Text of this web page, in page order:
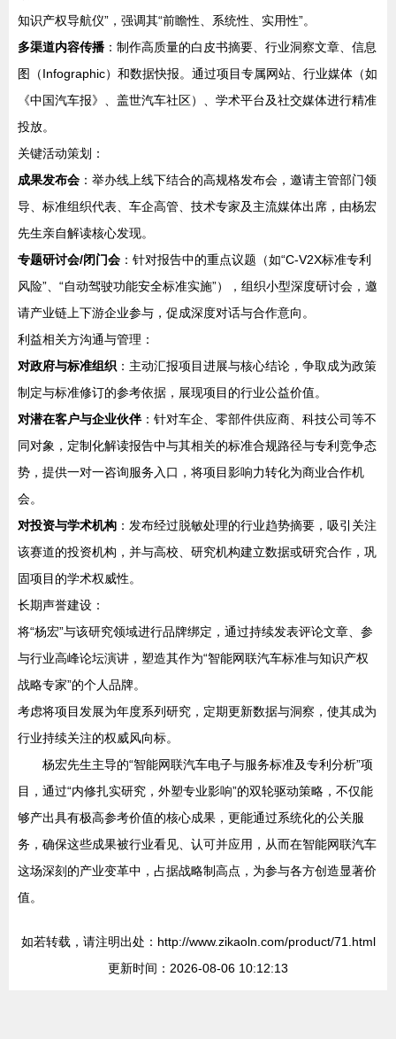
知识产权导航仪”，强调其“前瞻性、系统性、实用性”。
多渠道内容传播 ：制作高质量的白皮书摘要、行业洞察文章、信息
图（Infographic）和数据快报。通过项目专属网站、行业媒体（如
《中国汽车报》、盖世汽车社区）、学术平台及社交媒体进行精准
投放。
关键活动策划：
成果发布会 ：举办线上线下结合的高规格发布会，邀请主管部门领
导、标准组织代表、车企高管、技术专家及主流媒体出席，由杨宏
先生亲自解读核心发现。
专题研讨会/闭门会 ：针对报告中的重点议题（如“C-V2X标准专利
风险”、“自动驾驶功能安全标准实施”），组织小型深度研讨会，邀
请产业链上下游企业参与，促成深度对话与合作意向。
利益相关方沟通与管理：
对政府与标准组织 ：主动汇报项目进展与核心结论，争取成为政策
制定与标准修订的参考依据，展现项目的行业公益价值。
对潜在客户与企业伙伴：针对车企、零部件供应商、科技公司等不
同对象，定制化解读报告中与其相关的标准合规路径与专利竞争态
势，提供一对一咨询服务入口，将项目影响力转化为商业合作机
会。
对投资与学术机构 ：发布经过脱敏处理的行业趋势摘要，吸引关注
该赛道的投资机构，并与高校、研究机构建立数据或研究合作，巩
固项目的学术权威性。
长期声誉建设：
将“杨宏”与该研究领域进行品牌绑定，通过持续发表评论文章、参
与行业高峰论坛演讲，塑造其作为“智能网联汽车标准与知识产权
战略专家”的个人品牌。
考虑将项目发展为年度系列研究，定期更新数据与洞察，使其成为
行业持续关注的权威风向标。
杨宏先生主导的“智能网联汽车电子与服务标准及专利分析”项
目，通过“内修扎实研究，外塑专业影响”的双轮驱动策略，不仅能
够产出具有极高参考价值的核心成果，更能通过系统化的公关服
务，确保这些成果被行业看见、认可并应用，从而在智能网联汽车
这场深刻的产业变革中，占据战略制高点，为参与各方创造显著价
值。
如若转载，请注明出处：http://www.zikaoln.com/product/71.html
更新时间：2026-08-06 10:12:13